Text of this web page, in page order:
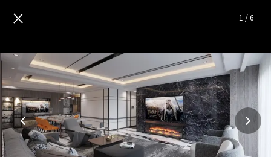
金燦爝火點染絢麗丰彩 營塑
× 1 /6